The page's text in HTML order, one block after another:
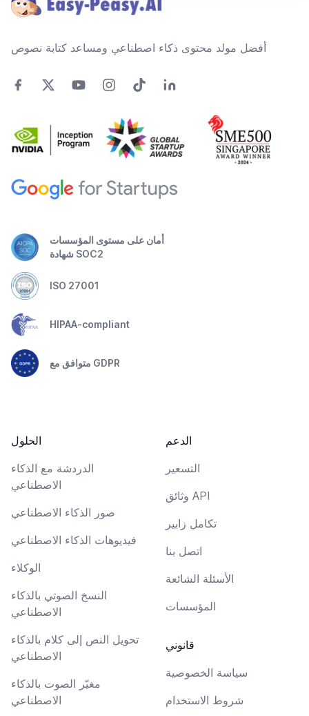
أفضل مولد محتوى ذكاء اصطناعي ومساعد كتابة نصوص
أمان على مستوى المؤسسات
شهادة SOC2
ISO 27001
HIPAA-compliant
متوافق مع GDPR
الحلول
الدردشة مع الذكاء
الاصطناعي
صور الذكاء الاصطناعي
فيديوهات الذكاء الاصطناعي
الوكلاء
النسخ الصوتي بالذكاء
الاصطناعي
تحويل النص إلى كلام بالذكاء
الاصطناعي
مغيّر الصوت بالذكاء
الاصطناعي
الدعم
التسعير
وثائق API
تكامل زابير
اتصل بنا
الأسئلة الشائعة
المؤسسات
قانوني
سياسة الخصوصية
شروط الاستخدام